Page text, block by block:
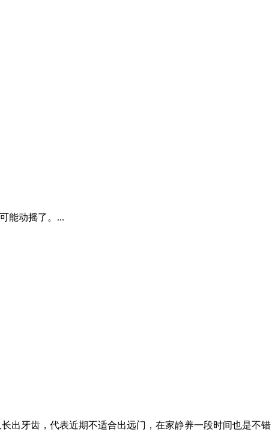
能动摇了。...
出牙齿，代表近期不适合出远门，在家静养一段时间也是不错